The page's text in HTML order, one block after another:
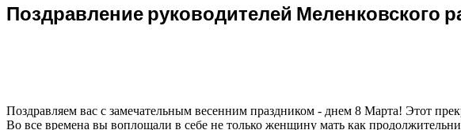
Поздравление руководителей
Поздравляем вас с замечательным весенним праздником - днем 8 Марта! Этот
Во все времена вы воплощали в себе не только женщину мать как